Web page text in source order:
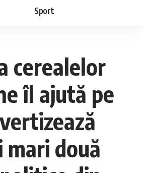
Sport
cerealelor
îl ajută pe
mari două